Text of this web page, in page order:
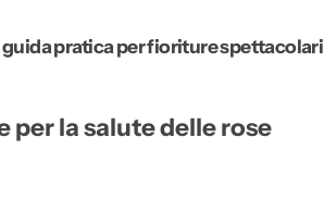
guida pratica per fioriture spettacolari
per la salute delle rose